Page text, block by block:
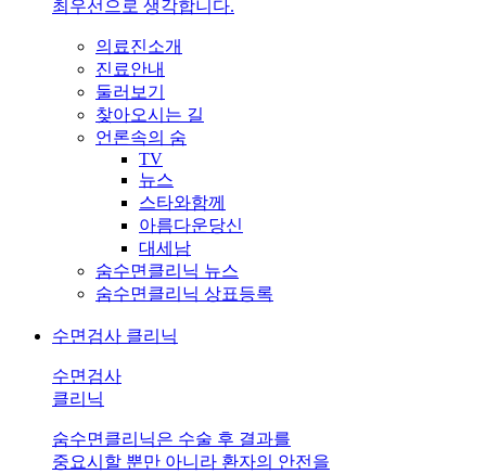
최우선으로 생각합니다.
의료진소개
진료안내
둘러보기
찾아오시는 길
언론속의 숨
TV
뉴스
스타와함께
아름다운당신
대세남
숨수면클리닉 뉴스
숨수면클리닉 상표등록
수면검사 클리닉
수면검사
클리닉
숨수면클리닉은 수술 후 결과를
중요시할 뿐만 아니라 환자의 안전을